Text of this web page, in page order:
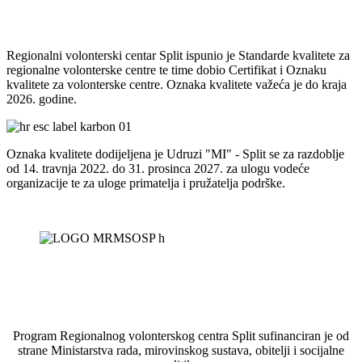
Regionalni volonterski centar Split ispunio je Standarde kvalitete za
regionalne volonterske centre te time dobio Certifikat i Oznaku
kvalitete za volonterske centre. Oznaka kvalitete važeća je do kraja
2026. godine.
Oznaka kvalitete dodijeljena je Udruzi "MI" - Split se za razdoblje
od 14. travnja 2022. do 31. prosinca 2027. za ulogu vodeće
organizacije te za uloge primatelja i pružatelja podrške.
Program Regionalnog volonterskog centra Split sufinanciran je od
strane Ministarstva rada, mirovinskog sustava, obitelji i socijalne